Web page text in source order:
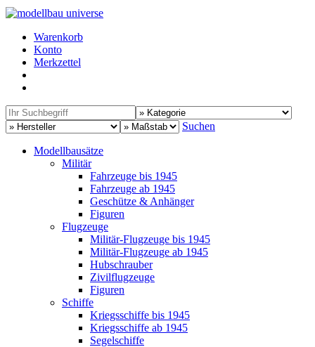
Warenkorb
Konto
Merkzettel
Suchen
Modellbausätze
Militär
Fahrzeuge bis 1945
Fahrzeuge ab 1945
Geschütze & Anhänger
Figuren
Flugzeuge
Militär-Flugzeuge bis 1945
Militär-Flugzeuge ab 1945
Hubschrauber
Zivilflugzeuge
Figuren
Schiffe
Kriegsschiffe bis 1945
Kriegsschiffe ab 1945
Segelschiffe